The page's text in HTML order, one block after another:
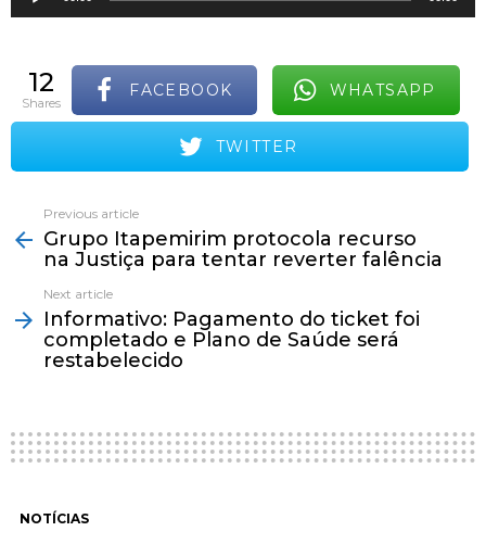
o
d
e
u
12
shares
FACEBOOK WHATSAPP
TWITTER
more
Previous article
Grupo Itapemirim protocola recurso
na Justiça para tentar reverter falência
Next article
Informativo: Pagamento do ticket foi
completado e Plano de Saúde será
restabelecido
NOTÍCIAS